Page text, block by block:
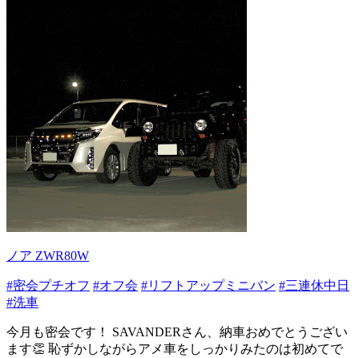
ノア ZWR80W
#密会プチオフ #オフ会 #リフトアップミニバン #三連休中日
#洗車
今月も密会です！ SAVANDERさん、納車おめでとうござい
ます👏 恥ずかしながらアメ車をしっかりみたのは初めてで